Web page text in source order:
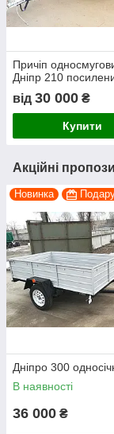
Причіп
Дніпр 210
від 30 000 ₴
Купити
Акційні
Новинка
Дніпро 300
В наявності
36 000 ₴